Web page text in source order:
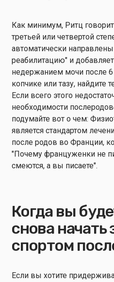
Как минимум, Ритц
третьей или четвертой
автоматически
реабилитацию" и
недержанием мочи после
копчике или тазу, найдите
Если всего этого
необходимости
подумайте вот о чем:
является стандартом
после родов во Франции,
"Почему француженки не
смеются, а вы писаете".
Когда вы
снова начать
спортом
Если вы хотите